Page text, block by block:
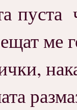
ме